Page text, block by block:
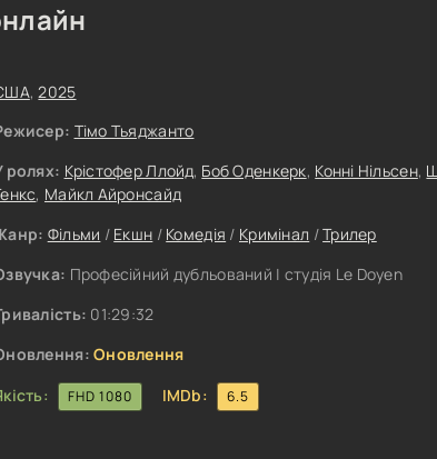
,2025
Тімо Тьяджанто
ролях: Крістофер Ллойд, Боб Оденкерк, Конні Нільсен,
, Майкл Айронсайд
Фільми / Екшн / Комедія / Кримінал /Трилер
Професійний дубльований | студія Le Doyen
01:29:32
Оновлення
FHD 1080 IMDb: 6.5